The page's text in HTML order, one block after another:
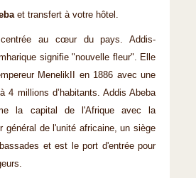
et transfert à votre hôtel.
au cœur du pays. Addis-
signifie "nouvelle fleur". Elle
MenelikII en 1886 avec une
4 millions d’habitants. Addis Abeba
la capital de l'Afrique avec la
général de l'unité africaine, un siège
et est le port d'entrée pour